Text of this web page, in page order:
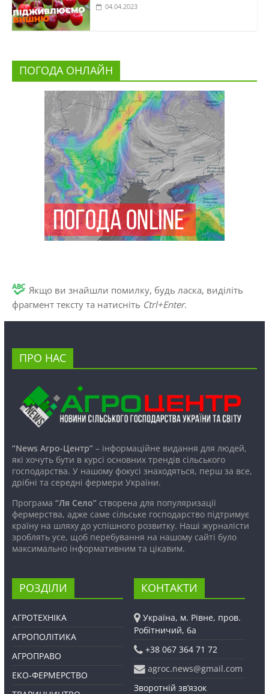
04.04.2023
ПОГОДА ОНЛАЙН
Якщо ви знайшли помилку, будь ласка, виділіть
фрагмент тексту та натисніть Ctrl+Enter.
ПРО НАС
“News Агро-Центр”– інформаційне видання для людей,
які хочуть бути в курсі основних трендів сільського
господарства. У нашому фокусі знаходяться, перш за все,
дрібні та середні фермери України.
Програма “Ля Село”створена для популяризації
фермерства, адже саме сільське господарство підтримує
країну на шляху до успішного розвитку. Наші журналісти
зроблять усе, щоб перебування на нашому сайті було
максимально інформативним та цікавим.
РОЗДІЛИ
АГРОТЕХНІКА
АГРОПОЛІТИКА
АГРОПРАВО
ЕКО-ФЕРМЕРСТВО
КОНТАКТИ
Україна, м. Рівне, пров.
Робітничий, 6а
+38 067 364 71 72
agroc.news@gmail.com
Зворотній зв’язок